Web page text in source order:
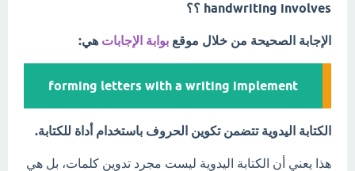
handwriting involves ؟؟
الإجابة الصحيحة من خلال موقع بوابة الإجابات هي:
forming letters with a writing implement
الكتابة اليدوية تتضمن تكوين الحروف باستخدام أداة للكتابة.
هذا يعني أن الكتابة اليدوية ليست مجرد تدوين كلمات، بل هي